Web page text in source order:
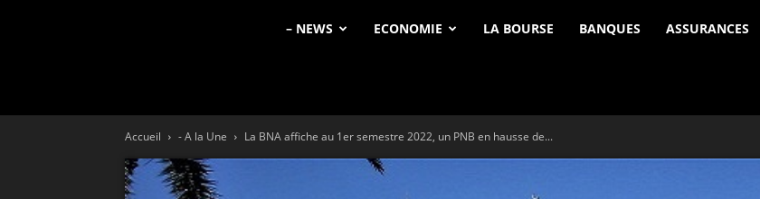
– NEWS ECONOMIE LA BOURSE BANQUES ASSURANCES
Accueil - A la Une La BNA affiche au 1er semestre 2022, un PNB en hausse de...